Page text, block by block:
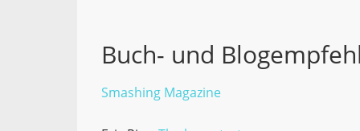
Buch- und
Smashing Magazine